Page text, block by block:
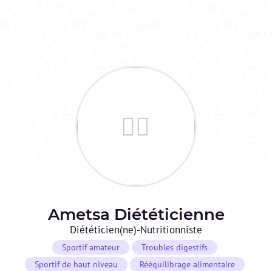
Ametsa Diététicienne
Diététicien(ne)-Nutritionniste
Sportif amateur
Troubles digestifs
Sportif de haut niveau
Rééquilibrage alimentaire